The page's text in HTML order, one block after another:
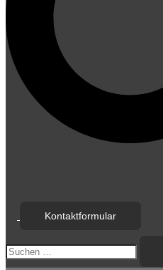
Kontaktformular
Suchen
nach: